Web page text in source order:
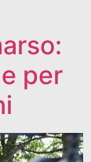
per